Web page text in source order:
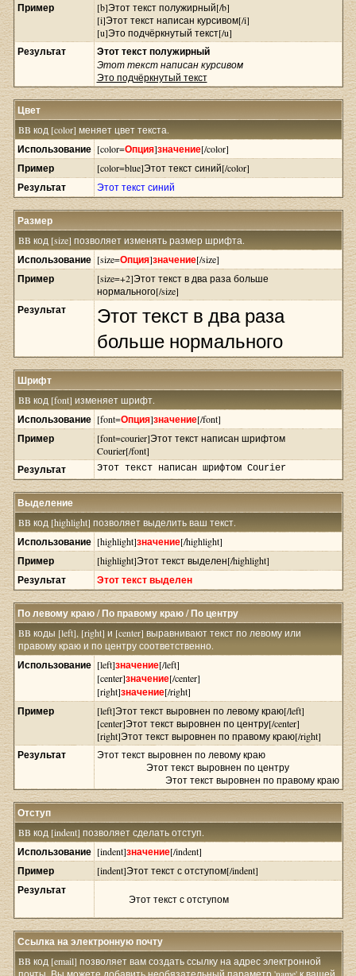
Пример
[b]Этот текст полужирный[/b]
[i]Этот текст написан курсивом[/i]
[u]Это подчёркнутый текст[/u]
Результат Этот текст полужирный
Этот текст написан курсивом
Это подчёркнутый текст
Цвет
BB код [color] меняет цвет текста.
Использование [color=Опция]значение[/color]
Пример [color=blue]Этот текст синий[/color]
Результат Этот текст синий
Размер
BB код [size] позволяет изменять размер шрифта.
Использование [size=Опция]значение[/size]
Пример
[size=+2]Этот текст в два раза больше
нормального[/size]
Результат
Этот текст в два раза
больше нормального
Шрифт
BB код [font] изменяет шрифт.
Использование [font=Опция]значение[/font]
Пример
[font=courier]Этот текст написан шрифтом
Courier[/font]
Результат Этот текст написан шрифтом Courier
Выделение
BB код [highlight] позволяет выделить ваш текст.
Использование [highlight]значение[/highlight]
Пример [highlight]Этот текст выделен[/highlight]
Результат Этот текст выделен
По левому краю / По правому краю / По центру
BB коды [left], [right] и [center] выравнивают текст по левому или
правому краю и по центру соответственно.
Использование [left]значение[/left]
[center]значение[/center]
[right]значение[/right]
Пример
[left]Этот текст выровнен по левому краю[/left]
[center]Этот текст выровнен по центру[/center]
[right]Этот текст выровнен по правому краю[/right]
Результат
Этот текст выровнен по левому краю
Этот текст выровнен по центру
Этот текст выровнен по правому краю
Отступ
BB код [indent] позволяет сделать отступ.
Использование [indent]значение[/indent]
Пример [indent]Этот текст с отступом[/indent]
Результат
Этот текст с отступом
Ссылка на электронную почту
BB код [email] позволяет вам создать ссылку на адрес электронной